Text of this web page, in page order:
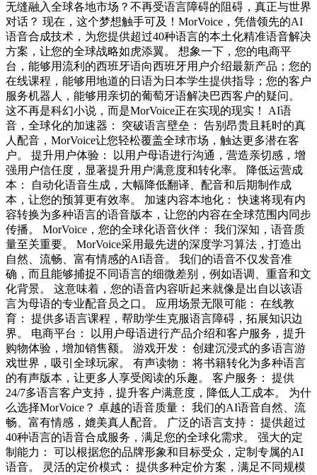
无缝融入全球各地市场？不再受语言障碍的阻碍，真正与世界
对话？ 现在，这个梦想触手可及！MorVoice，凭借领先的AI
语音合成技术，为您提供超过40种语言的本土化精准语音解决
方案，让您的全球战略如虎添翼。 想象一下，您的电商平
台，能够用流利的西班牙语向西班牙用户介绍最新产品；您的
在线课程，能够用地道的日语为日本学生提供指导；您的客户
服务机器人，能够用亲切的葡萄牙语解决巴西客户的疑问。
这不再是科幻小说，而是MorVoice正在实现的现实！ AI语
音，全球化的加速器： 突破语言壁垒： 告别昂贵且耗时的真
人配音，MorVoice让您轻松覆盖全球市场，触达更多潜在客
户。 提升用户体验： 以用户母语进行沟通，营造亲切感，增
强用户信任度，显著提升用户满意度和转化率。 降低运营成
本： 自动化语音生成，大幅降低翻译、配音和后期制作成
本，让您的预算更有效率。 加速内容本地化： 快速将现有内
容转换为多种语言的语音版本，让您的内容在全球范围内同步
传播。 MorVoice，您的全球化语音伙伴： 我们深知，语音质
量至关重要。 MorVoice采用最先进的深度学习算法，打造出
自然、流畅、富有情感的AI语音。 我们的语音不仅发音准
确，而且能够捕捉不同语言的细微差别，例如语调、重音和文
化背景。 这意味着，您的语音内容听起来就像是出自以该语
言为母语的专业配音员之口。 应用场景无限可能： 在线教
育： 提供多语言课程，帮助学生克服语言障碍，拓展知识边
界。 电商平台： 以用户母语进行产品介绍和客户服务，提升
购物体验，增加销售额。 游戏开发： 创建沉浸式的多语言游
戏世界，吸引全球玩家。 有声读物： 将书籍转化为多种语言
的有声版本，让更多人享受阅读的乐趣。 客户服务： 提供
24/7多语言客户支持，提升客户满意度，降低人工成本。 为什
么选择MorVoice？ 卓越的语音质量： 我们的AI语音自然、流
畅、富有情感，媲美真人配音。 广泛的语言支持： 提供超过
40种语言的语音合成服务，满足您的全球化需求。 强大的定
制能力： 可以根据您的品牌形象和目标受众，定制专属的AI
语音。 灵活的定价模式： 提供多种定价方案，满足不同规模